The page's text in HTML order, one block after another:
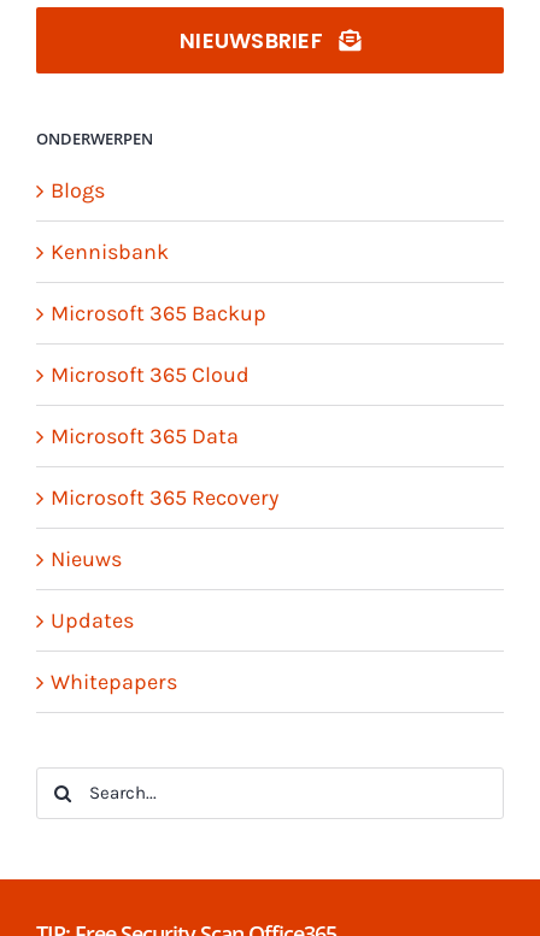
NIEUWSBRIEF
ONDERWERPEN
Blogs
Kennisbank
Microsoft 365 Backup
Microsoft 365 Cloud
Microsoft 365 Data
Microsoft 365 Recovery
Nieuws
Updates
Whitepapers
Search
for: